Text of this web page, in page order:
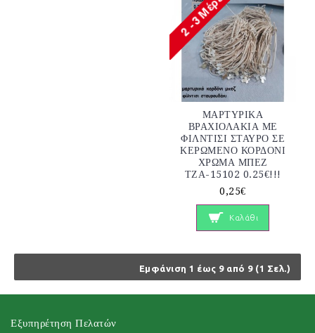
ΜΑΡΤΥΡΙΚΑ
ΒΡΑΧΙΟΛΑΚΙΑ ΜΕ
ΦΙΛΝΤΙΣΙ ΣΤΑΥΡΟ ΣΕ
ΚΕΡΩΜΕΝΟ ΚΟΡΔΟΝΙ
ΧΡΩΜΑ ΜΠΕΖ
ΤΖΑ-15102 0.25€!!!
0,25€
Καλάθι
Εμφάνιση 1 έως 9 από 9 (1 Σελ.)
Εξυπηρέτηση Πελατών